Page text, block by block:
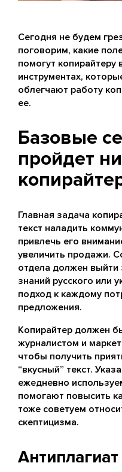
Сегодня не будем
поговорим, какие
помогут
инструментах,
облегчают работу
ее.
Базовые
пройдет
Главная задача
текст наладить
привлечь его
увеличить продажи.
отдела должен
знаний русского или
подход к каждому
предложения.
Копирайтер должен
журналистом и
чтобы получить
“вкусный” текст.
ежедневно
помогают повысить
тоже советуем
скептицизма.